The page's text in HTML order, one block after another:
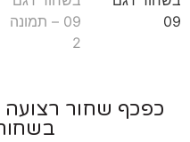
שחור רצועה
בשחור